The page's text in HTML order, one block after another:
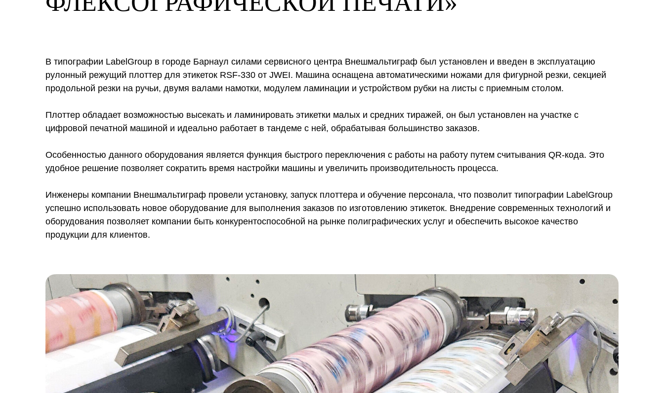
В типографии LabelGroup в городе Барнаул силами сервисного центра Внешмальтиграф был установлен и введен в эксплуатацию
рулонный режущий плоттер для этикеток RSF-330 от JWEI. Машина оснащена автоматическими ножами для фигурной резки, секцией
продольной резки на ручьи, двумя валами намотки, модулем ламинации и устройством рубки на листы с приемным столом.
Плоттер обладает возможностью высекать и ламинировать этикетки малых и средних тиражей, он был установлен на участке с
цифровой печатной машиной и идеально работает в тандеме с ней, обрабатывая большинство заказов.
Особенностью данного оборудования является функция быстрого переключения с работы на работу путем считывания QR-кода. Это
удобное решение позволяет сократить время настройки машины и увеличить производительность процесса.
Инженеры компании Внешмальтиграф провели установку, запуск плоттера и обучение персонала, что позволит типографии LabelGroup
успешно использовать новое оборудование для выполнения заказов по изготовлению этикеток. Внедрение современных технологий и
оборудования позволяет компании быть конкурентоспособной на рынке полиграфических услуг и обеспечить высокое качество
продукции для клиентов.